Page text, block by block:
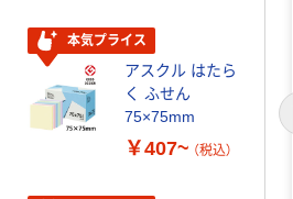
本気プライス
アスクル はたら
く ふせん
75×75mm
￥407~ （税込）